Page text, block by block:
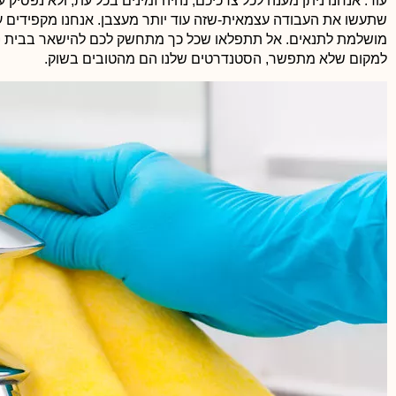
שתעשו את העבודה עצמאית-שזה עוד יותר מעצבן. אנחנו מקפידים
מושלמת לתנאים. אל תתפלאו שכל כך מתחשק לכם להישאר בבית
למקום שלא מתפשר, הסטנדרטים שלנו הם מהטובים בשוק.
לזכור שחדרי מדרגות מוזנחים ולא מתוחזקים, מעידים על חוסר
אכפתיות של הדיירים למקום מגוריהם ואף יכול לגרום לכך
הדירות ירד. חדרי מדרגות נקיים ובניין נקי מעיד על אווירה
וידידותית בין הדיירים ובנוסף נותן רושם מצוין כל מי שמגיע!!!